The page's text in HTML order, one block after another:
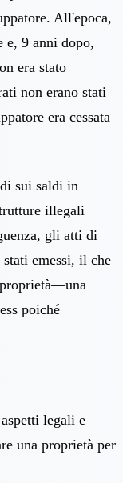
All'epoca,
e, 9 anni dopo,
era stato
non erano stati
era cessata
sui saldi in
illegali
gli atti di
emessi, il che
poiché
legali e
una proprietà per